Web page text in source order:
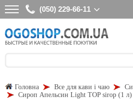
(050) 229-66-11
Головна Все для кави і чаю
Сироп Апельсин Light TOP sirop (1 л)